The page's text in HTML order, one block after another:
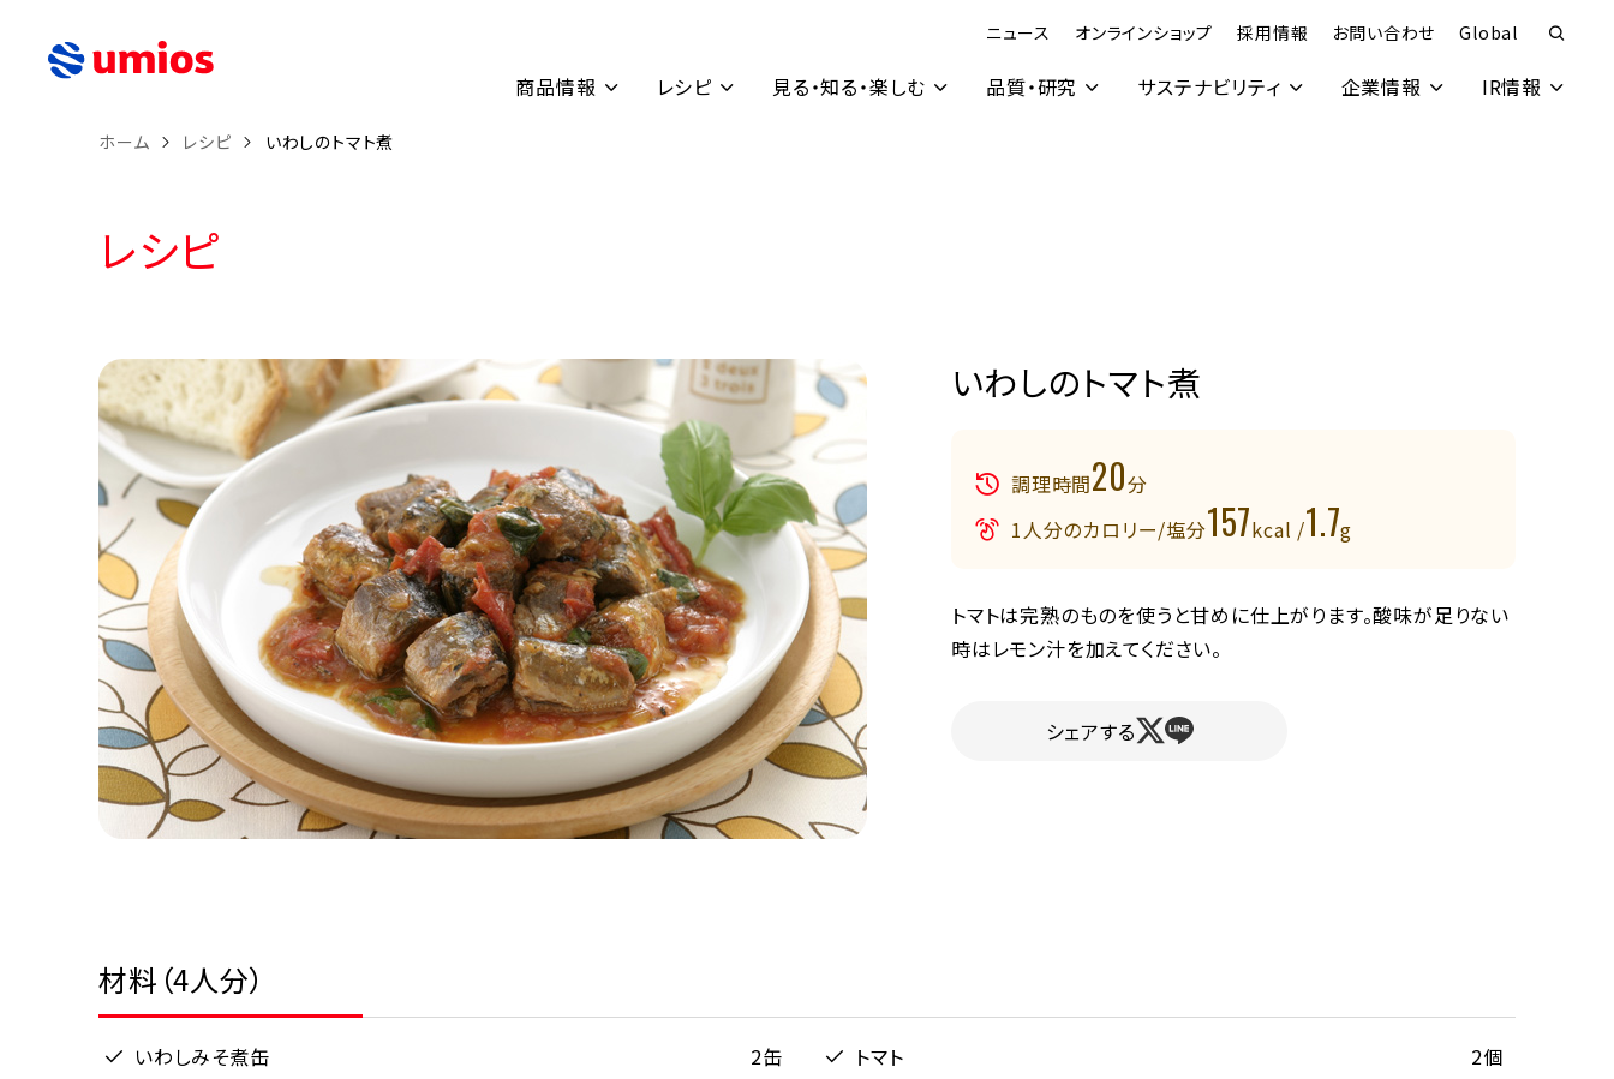
ニュース オンラインショップ 採用情報 お問い合わせ Global
商品情報 レシピ 見る・知る・楽しむ 品質・研究 サステナビリティ 企業情報 IR情報
ホーム レシピ いわしのトマト煮
レシピ
いわしのトマト煮
調理時間20分
1人分のカロリー/塩分157kcal /1.7g
トマトは完熟のものを使うと甘めに仕上がります。酸味が足りない
時はレモン汁を加えてください。
シェアする
材料（4人分）
いわしみそ煮缶 2缶 トマト 2個